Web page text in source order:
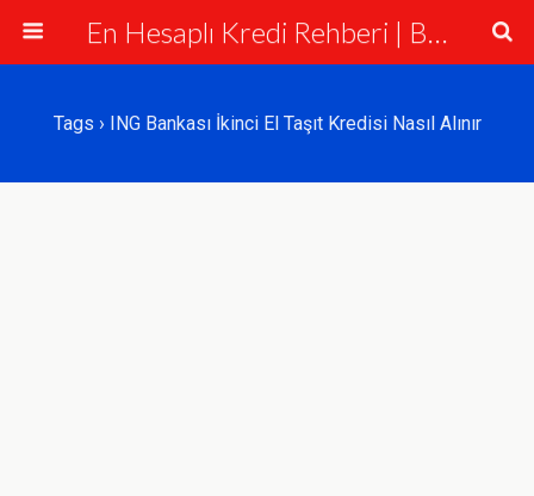
En Hesaplı Kredi Rehberi | Bankalar ve Krediler
Tags › ING Bankası İkinci El Taşıt Kredisi Nasıl Alınır